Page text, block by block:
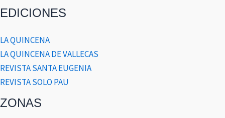
EDICIONES
LA QUINCENA
LA QUINCENA DE VALLECAS
REVISTA SANTA EUGENIA
REVISTA SOLO PAU
ZONAS